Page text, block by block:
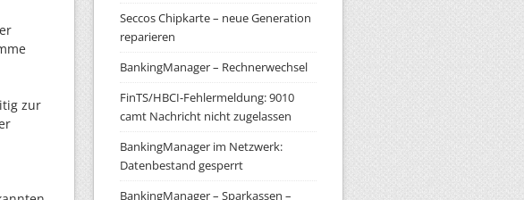
zur
Seccos Chipkarte – neue Generation
reparieren
BankingManager – Rechnerwechsel
FinTS/HBCI-Fehlermeldung: 9010
camt Nachricht nicht zugelassen
BankingManager im Netzwerk:
Datenbestand gesperrt
BankingManager – Sparkassen –